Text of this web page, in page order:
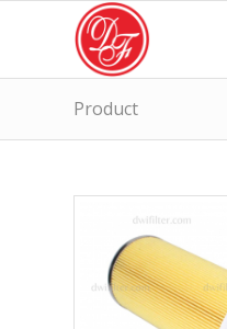
Product